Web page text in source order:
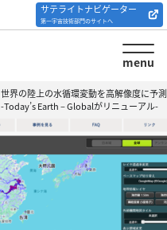
サテライトナビゲーター
第一宇宙技術部門のサイトへ
menu
解析ツール/サイトの
紹介
世界の陸上の水循環変動を高解像度に予
-Today’s Earth – Globalがリニューアル-